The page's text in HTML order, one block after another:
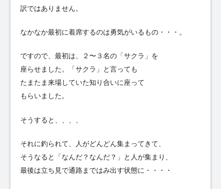
訳ではありません。
なかなか最初に着席するのは勇気がいるもの・・・。
ですので、最初は、２〜３名の「サクラ」を
座らせました。「サクラ」と言っても
たまたま来場していた知り合いに座って
もらいました。
そうすると、、、、
それに釣られて、人がどんどん集まってきて、
そうなると「なんだ？なんだ？」と人が集まり、
最後は立ち見で通路まではみ出す状態に・・・・